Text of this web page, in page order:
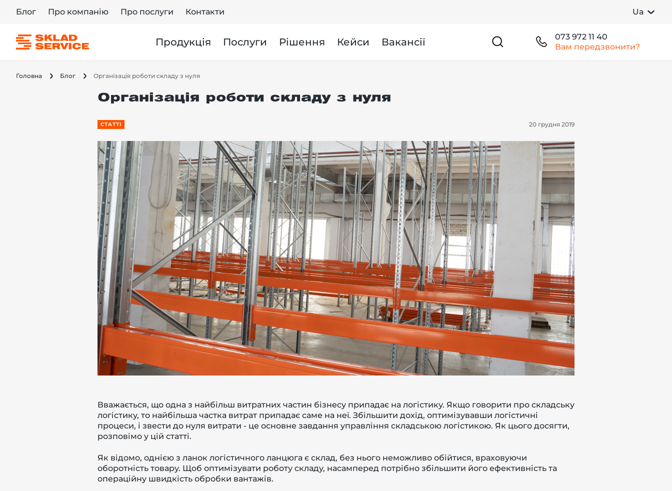
Блог Про компанію Про послуги Контакти Ua
Продукція Послуги Рішення Кейси Вакансії
073 972 11 40
Вам передзвонити?
Головна Блог Організація роботи складу з нуля
Організація роботи складу з нуля
СТАТТІ 20 грудня 2019
Вважається, що одна з найбільш витратних частин бізнесу припадає на логістику. Якщо говорити про складську
логістику, то найбільша частка витрат припадає саме на неї. Збільшити дохід, оптимізувавши логістичні
процеси, і звести до нуля витрати - це основне завдання управління складською логістикою. Як цього досягти,
розповімо у цій статті.
Як відомо, однією з ланок логістичного ланцюга є склад, без нього неможливо обійтися, враховуючи
оборотність товару. Щоб оптимізувати роботу складу, насамперед потрібно збільшити його ефективність та
операційну швидкість обробки вантажів.